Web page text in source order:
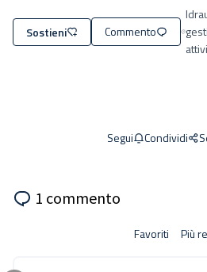
Sostieni Commento Filtra
Segui Condividi
1 commento
Favoriti Più